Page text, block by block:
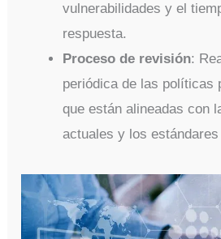
vulnerabilidades y el
respuesta.
Proceso de revisión:
periódica de las políticas
que están alineadas con
actuales y los